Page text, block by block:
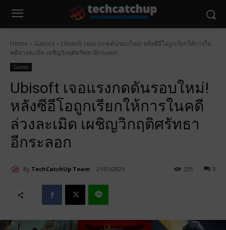
Home Games
Ubisoft เจอแรงกดดันรอบใหม่! หลังซีอีโอถูกเรียกให้การใน
คดีล่วงละเมิด เผชิญวิกฤติศรัทธาอีกระลอก
Games
Ubisoft เจอแรงกดดันรอบใหม่!
หลังซีอีโอถูกเรียกให้การในคดี
ล่วงละเมิด เผชิญวิกฤติศรัทธา
อีกระลอก
By TechCatchUp Team 21/05/2025 0
235